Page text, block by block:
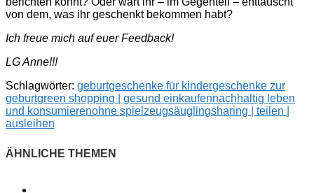
von dem, was ihr geschenkt bekommen habt?
Ich freue mich auf euer Feedback!
LG Anne!!!
Schlagwörter: geburtgeschenke für kindergeschenke zur
geburtgreen shopping | gesund einkaufennachhaltig leben
und konsumierenohne spielzeugsäuglingsharing | teilen |
ausleihen